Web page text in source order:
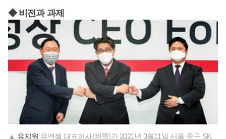
◆ 비전과 과제
▲ 유지원 유엔젤 대표이사(왼쪽)가 2021년 3월11일 서울 중구 SK